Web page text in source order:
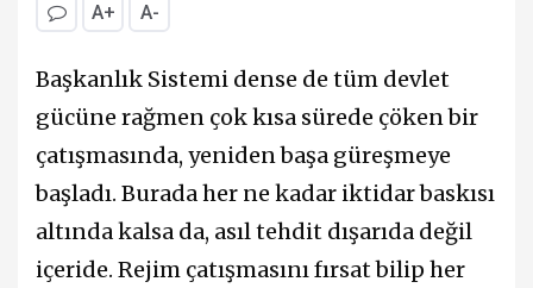
A+ A-
Başkanlık Sistemi dense de tüm devlet
gücüne rağmen çok kısa sürede çöken bir
çatışmasında, yeniden başa güreşmeye
başladı. Burada her ne kadar iktidar baskısı
altında kalsa da, asıl tehdit dışarıda değil
içeride. Rejim çatışmasını fırsat bilip her